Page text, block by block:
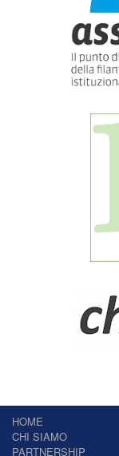
HOME
CHI SIAMO
PARTNERSHIP